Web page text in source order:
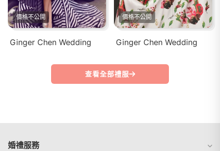
價格不公開
Ginger Chen Wedding
價格不公開
Ginger Chen Wedding
查看全部禮服
婚禮服務